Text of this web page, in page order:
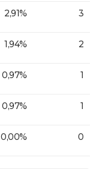
2,91% 3
1,94% 2
0,97% 1
0,97% 1
0,00% 0